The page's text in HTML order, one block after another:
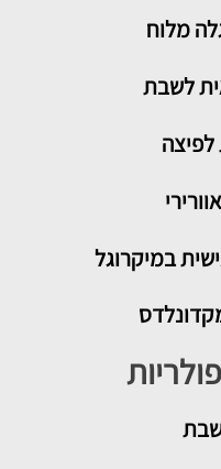
מלוח
לשבת
לפיצה
במיקרוגל